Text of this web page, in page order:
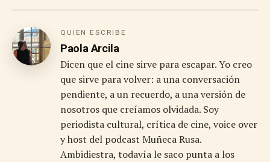
QUIEN ESCRIBE
Paola Arcila
Dicen que el cine sirve para escapar. Yo creo
que sirve para volver: a una conversación
pendiente, a un recuerdo, a una versión de
nosotros que creíamos olvidada. Soy
periodista cultural, crítica de cine, voice over
y host del podcast Muñeca Rusa.
Ambidiestra, todavía le saco punta a los